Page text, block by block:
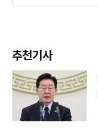
추천기사